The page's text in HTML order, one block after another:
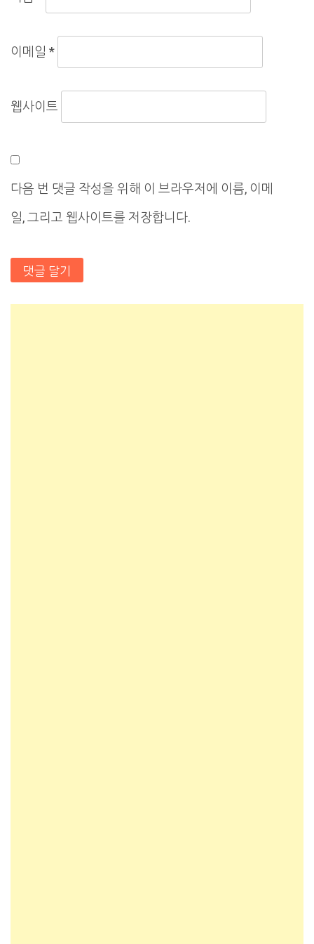
이메일 *
웹사이트
다음 번 댓글 작성을 위해 이 브라우저에 이름, 이메
일, 그리고 웹사이트를 저장합니다.